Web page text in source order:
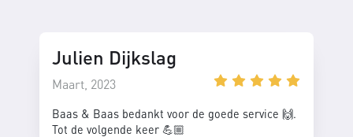
Julien Dijkslag
Maart, 2023
Baas & Baas bedankt voor de goede service 🙌.
Tot de volgende keer 💪🏼